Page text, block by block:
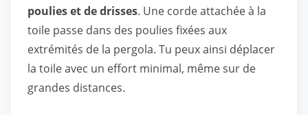
poulies et de drisses. Une corde attachée à la
toile passe dans des poulies fixées aux
extrémités de la pergola. Tu peux ainsi déplacer
la toile avec un effort minimal, même sur de
grandes distances.